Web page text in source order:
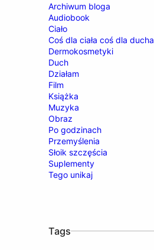
Archiwum bloga
Audiobook
Ciało
Coś dla ciała coś dla ducha
Dermokosmetyki
Duch
Działam
Film
Książka
Muzyka
Obraz
Po godzinach
Przemyślenia
Słoik szczęścia
Suplementy
Tego unikaj
Tags